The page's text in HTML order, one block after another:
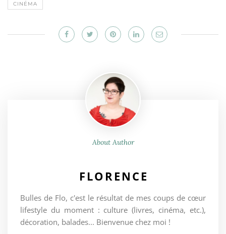
CINÉMA
About Author
FLORENCE
Bulles de Flo, c'est le résultat de mes coups de cœur
lifestyle du moment : culture (livres, cinéma, etc.),
décoration, balades... Bienvenue chez moi !